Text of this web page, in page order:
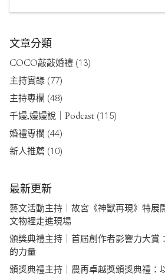
文章分類
COCO敲敲婚禮 (13)
主持實錄 (77)
主持專欄 (48)
千嫚,嫚嫚說｜Podcast (115)
婚禮專欄 (44)
新人推薦 (10)
最新更新
藝文活動主持｜故宮《神獸再現》特展
文物裡走進現場
頒獎典禮主持｜首屆創作者影響力大賞
的力量
頒獎典禮主持｜農再卓越獎頒獎典禮：